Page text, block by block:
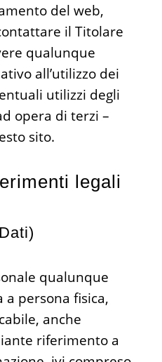
del web,
il Titolare
qualunque
all’utilizzo dei
utilizzi degli
opera di terzi –
sito.
legali
qualunque
persona fisica,
anche
riferimento a